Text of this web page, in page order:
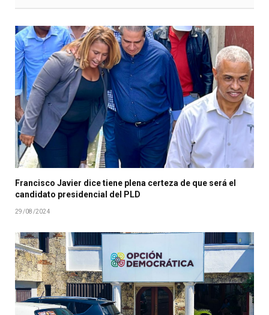
Francisco Javier dice tiene plena certeza de que será el
candidato presidencial del PLD
29/08/2024